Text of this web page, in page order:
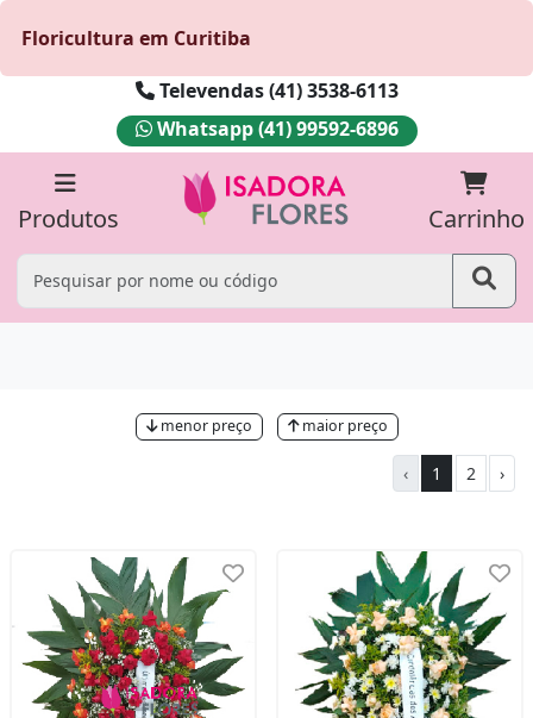
Floricultura em Curitiba
Televendas (41) 3538-6113
Whatsapp (41) 99592-6896
Produtos Carrinho
menor preço maior preço
‹ 1 2 ›